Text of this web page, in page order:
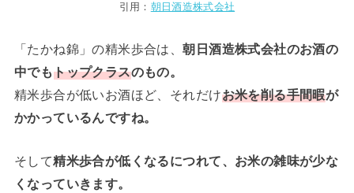
引用： 朝日酒造株式会社
「たかね錦」の精米歩合は、朝日酒造株式会社のお酒の
中でもトップクラスのもの。
精米歩合が低いお酒ほど、それだけお米を削る手間暇が
かかっているんですね。
そして精米歩合が低くなるにつれて、お米の雑味が少な
くなっていきます。